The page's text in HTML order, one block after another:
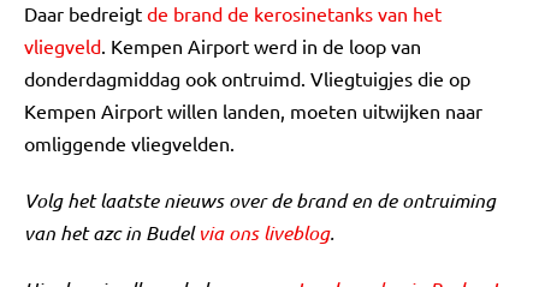
Daar bedreigt de brand de kerosinetanks van het
vliegveld. Kempen Airport werd in de loop van
donderdagmiddag ook ontruimd. Vliegtuigjes die op
Kempen Airport willen landen, moeten uitwijken naar
omliggende vliegvelden.
Volg het laatste nieuws over de brand en de ontruiming
van het azc in Budelvia ons liveblog.